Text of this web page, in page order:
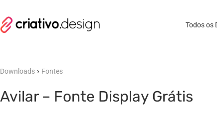
Todos os
Downloads › Fontes
Avilar – Fonte Display Grátis